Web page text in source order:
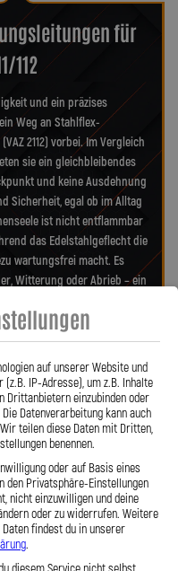
für
112
und ein präzises
Weg an Stahlflex-
2112) vorbei. Im Vergleich
sie ein gleichbleibendes
und keine Ausdehnung
Sicherheit, egal ob im Alltag
ist nicht entflammbar
das Edelstahlgeflecht die
wartungsfrei macht. Es
Witterung oder Abrieb – ein
Fahrgefühl. Unsere
ermöglichen eine drallfreie,
oder anbaufertiges
und individuell
der Lothar Spiegler
für echte deutsche Qualität,
in Präzision und Haltbarkeit
auf unserer Website und
IP-Adresse), um z.B. Inhalte
Drittanbietern einzubinden oder
Datenverarbeitung kann auch
teilen diese Daten mit Dritten,
benennen.
oder auf Basis eines
den Privatsphäre-Einstellungen
nicht einzuwilligen und deine
oder zu widerrufen. Weitere
findest du in unserer
.